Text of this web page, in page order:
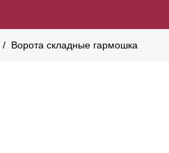
Ворота складные гармошка